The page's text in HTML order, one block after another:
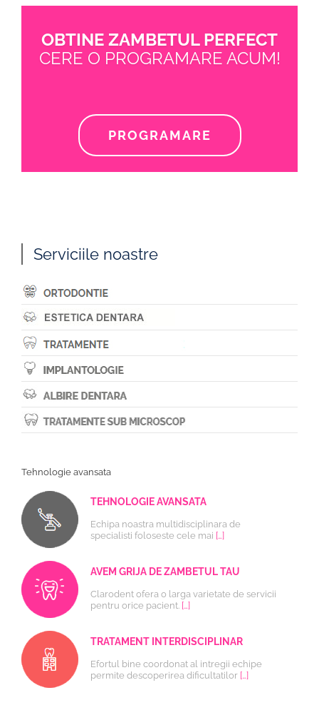
OBTINE ZAMBETUL PERFECT
CERE O PROGRAMARE ACUM!
PROGRAMARE
Serviciile noastre
Tehnologie avansata
TEHNOLOGIE AVANSATA
Echipa noastra multidisciplinara de
specialisti foloseste cele mai […]
AVEM GRIJA DE ZAMBETUL TAU
Clarodent ofera o larga varietate de servicii
pentru orice pacient. […]
TRATAMENT INTERDISCIPLINAR
Efortul bine coordonat al intregii echipe
permite descoperirea dificultatilor […]